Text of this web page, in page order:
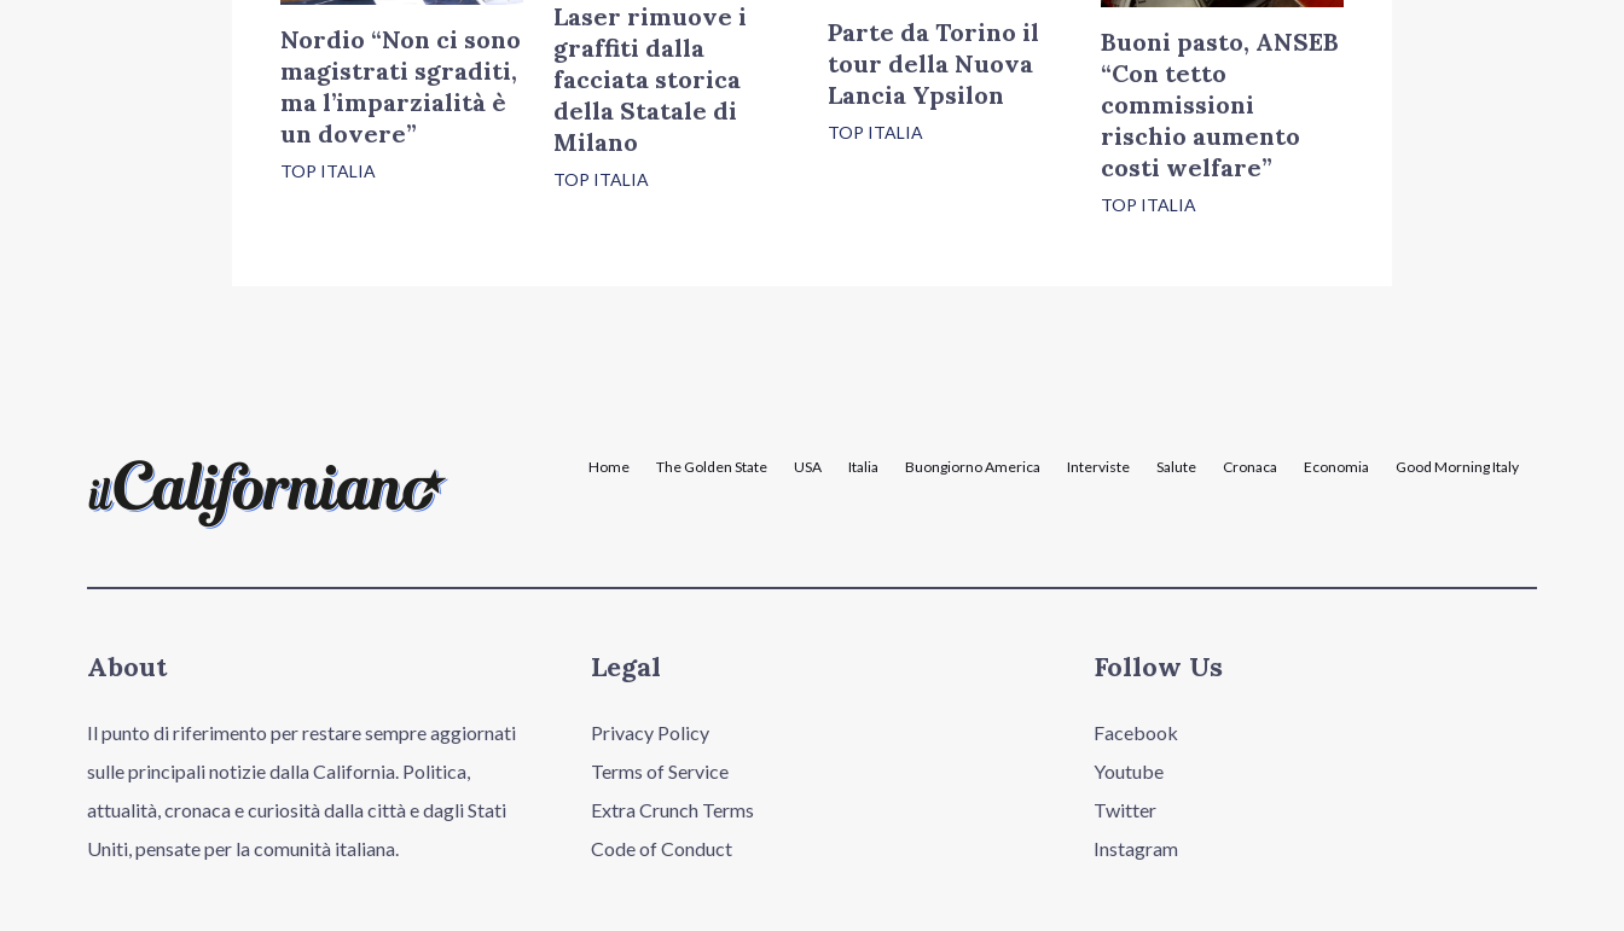
Nordio “Non ci sono
magistrati sgraditi,
ma l’imparzialità è
un dovere”
TOP ITALIA
Laser rimuove i
graffiti dalla
facciata storica
della Statale di
Milano
TOP ITALIA
Parte da Torino il
tour della Nuova
Lancia Ypsilon
TOP ITALIA
Buoni pasto, ANSEB
“Con tetto
commissioni
rischio aumento
costi welfare”
TOP ITALIA
Home The Golden State USA Italia Buongiorno America Interviste Salute Cronaca Economia Good Morning Italy
About
Il punto di riferimento per restare sempre aggiornati
sulle principali notizie dalla California. Politica,
attualità, cronaca e curiosità dalla città e dagli Stati
Uniti, pensate per la comunità italiana.
Legal
Privacy Policy
Terms of Service
Extra Crunch Terms
Code of Conduct
Follow Us
Facebook
Youtube
Twitter
Instagram